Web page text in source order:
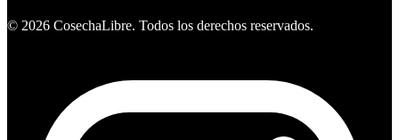
© 2026 CosechaLibre. Todos los derechos reservados.